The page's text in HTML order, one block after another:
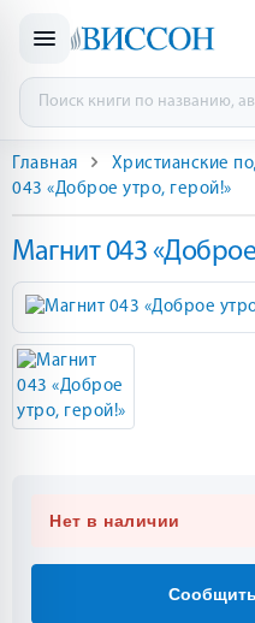
Главная Христианские
043 «Доброе утро, герой!»
Магнит 043
Нет в наличии